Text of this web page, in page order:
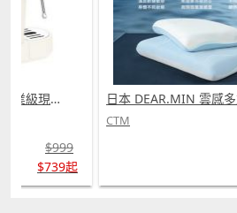
日本Yohome 迷你專業級現磨鮮萃奶泡3合1半自動家庭意式咖啡機 (需訂貨)
$999
$739起
CTM